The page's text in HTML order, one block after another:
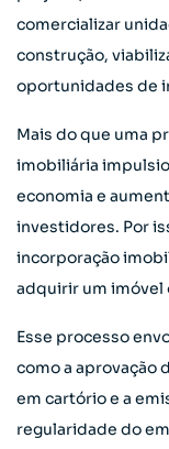
comercializar
construção,
oportunidades de
Mais do que uma
imobiliária
economia e
investidores. Por
incorporação
adquirir um imóvel
Esse processo
como a aprovação
em cartório e a
regularidade do